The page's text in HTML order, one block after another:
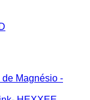
de Magnésio -